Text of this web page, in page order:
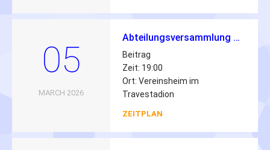
05
MARCH 2026
Abteilungsversammlung Schwimmen 2026
Beitrag
Zeit: 19:00
Ort: Vereinsheim im
Travestadion
ZEITPLAN